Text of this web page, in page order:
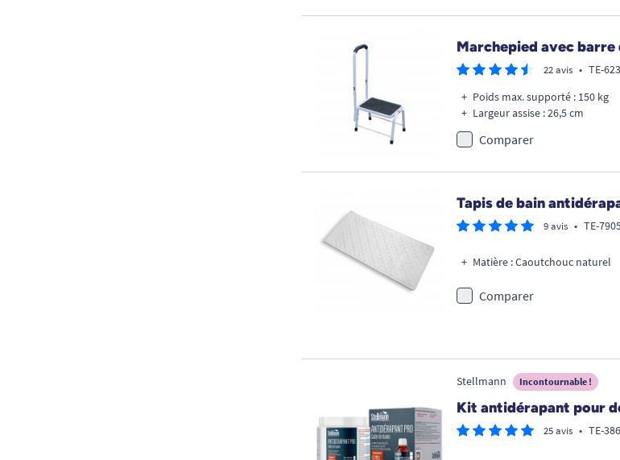
Marchepied avec
22 avis • TE-
Poids max. supporté : 150 kg
Largeur assise : 26,5 cm
Comparer
Tapis de bain
9 avis • TE-
Matière : Caoutchouc naturel
Comparer
Stellmann Incontournable !
Kit antidérapant pour
25 avis • TE-